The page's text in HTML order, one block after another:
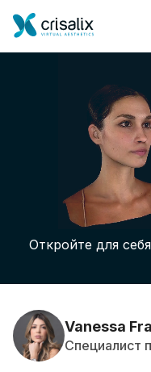
Главная хирурга
Бизнес
Планы
Откройте для
Vanessa
Специалист